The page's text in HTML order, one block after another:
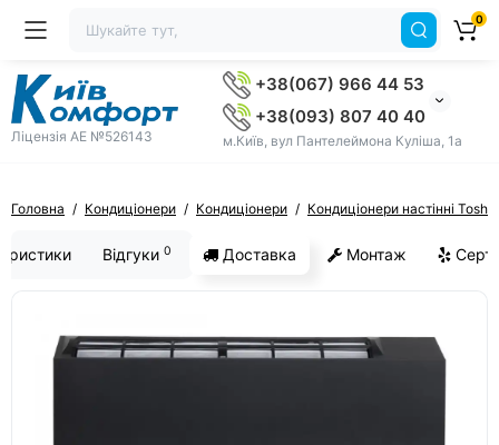
Ліцензія AE №526143
+38(067) 966 44 53
+38(093) 807 40 40
м.Київ, вул Пантелеймона Куліша, 1а
0
Головна Кондиціонери Кондиціонери Кондиціонери настінні
Відгуки 0 Доставка Монтаж